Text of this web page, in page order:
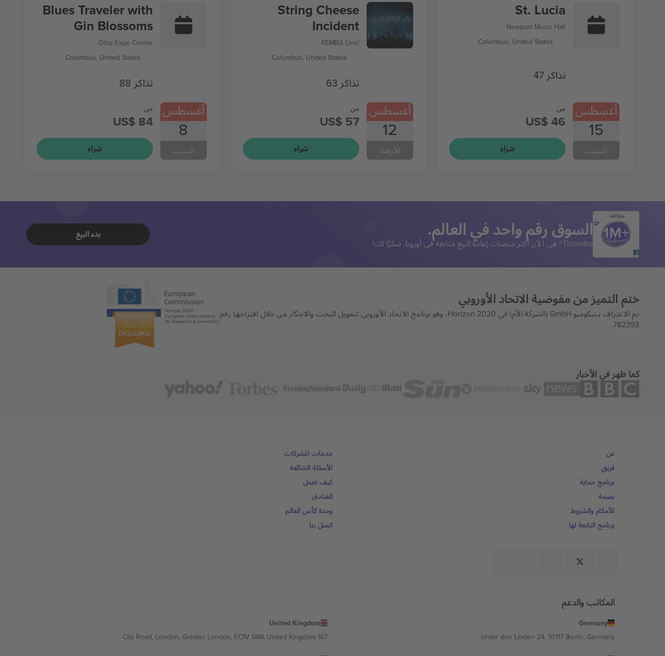
أغسطس
8
السبت
Blues Traveler with
Gin Blossoms
Ohio Expo Center
Columbus, United States
88 تذاكر
من
US$ 84
شراء
أغسطس
12
الأربعاء
String Cheese
Incident
KEMBA Live!
Columbus, United States
63 تذاكر
من
US$ 57
شراء
أغسطس
15
السبت
St. Lucia
Newport Music Hall
Columbus, United States
47 تذاكر
من
US$ 46
شراء
شكرًا لك!
السوق رقم واحد في العالم.
Ticombo® هي الآن أكثر منصات إعادة البيع متابعة في أوروبا. شكرًا لك!
بدء البيع
ختم التميز من مفوضية الاتحاد الأوروبي
تم الاعتراف بـتيكومبو GmbH (الشركة الأم) في Horizon 2020، وهو برنامج الاتحاد الأوروبي لتمويل البحث والابتكار من خلال اقتراحها رقم
782393.
كما ظهر في الأخبار
عن
فريق
برنامج حماية
بصمة
الأحكام والشروط
برنامج التابعة لها
خدمات للشركات
الأسئلة الشائعة
كيف تعمل
الفنادق
وحدة كأس العالم
اتصل بنا
المكاتب والدعم
Germany
Unter den Linden 24, 10117 Berlin, Germany
United Kingdom
167 City Road, London, Greater London, EC1V 1AW, United Kingdom